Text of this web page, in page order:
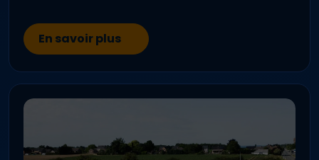
En savoir plus